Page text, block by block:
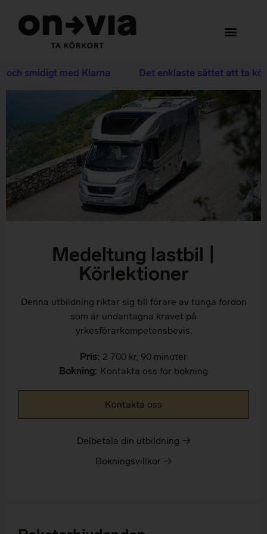
smidigt med Klarna Det enklaste sättet att ta
Medeltung lastbil |
Körlektioner
Denna utbildning riktar sig till förare av tunga fordon
som är undantagna kravet på
yrkesförarkompetensbevis.
Pris: 2 700 kr, 90 minuter
Bokning: Kontakta oss för bokning
Kontakta oss
Delbetala din utbildning →
Bokningsvillkor →